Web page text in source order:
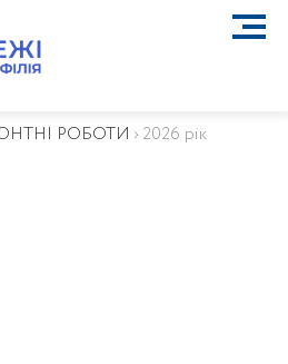
РОБОТИ › 2026 рік